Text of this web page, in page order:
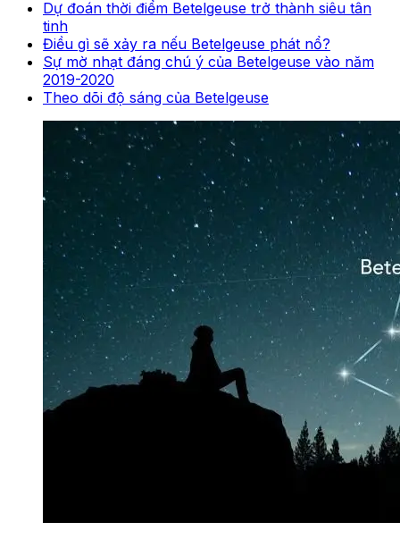
Dự đoán thời điểm Betelgeuse trở thành siêu tân
tinh
Điều gì sẽ xảy ra nếu Betelgeuse phát nổ?
Sự mờ nhạt đáng chú ý của Betelgeuse vào năm
2019-2020
Theo dõi độ sáng của Betelgeuse